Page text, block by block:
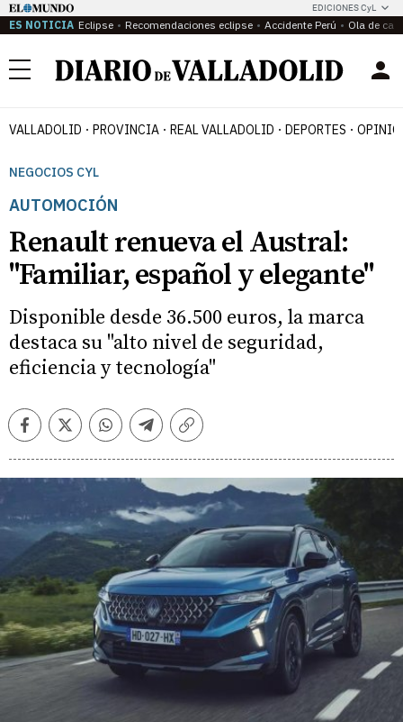
EDICIONES CyL
ES NOTICIA Eclipse Recomendaciones eclipse Accidente Perú Ola de
Menú
VALLADOLID PROVINCIA REAL VALLADOLID DEPORTES
NEGOCIOS CYL
AUTOMOCIÓN
Renault renueva el Austral:
"Familiar, español y elegante"
Disponible desde 36.500 euros, la marca
destaca su "alto nivel de seguridad,
eficiencia y tecnología"
FacebookTwitterWhatsappTelegramCopiar